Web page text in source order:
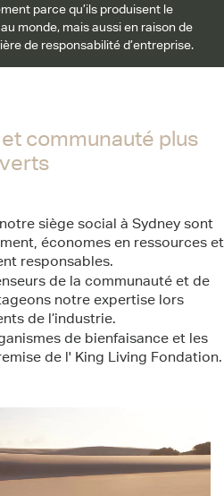
parce qu’ils produisent le
monde, mais aussi en raison de
de responsabilité d’entreprise.
communauté plus
verts
siège social à Sydney sont
économes en ressources et
responsables.
de la communauté et de
notre expertise lors
de l’industrie.
de bienfaisance et les
de l' King Living Fondation.